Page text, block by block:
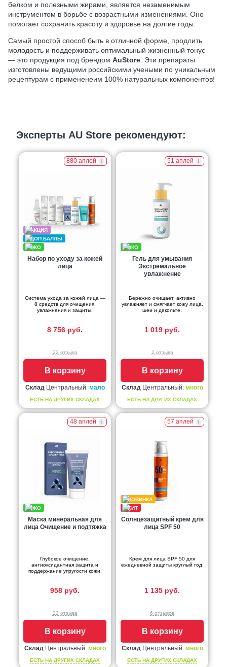
белком и полезными жирами, является незаменимым
инструментом в борьбе с возрастными изменениями. Оно
помогает сохранить красоту и здоровье на долгие годы.
Самый простой способ быть в отличной форме, продлить
молодость и поддерживать оптимальный жизненный тонус
— это продукция под брендом AuStore. Эти препараты
изготовлены ведущими российскими учеными по уникальным
рецептурам с примененеим 100% натуральных компонентов!
Эксперты AU Store рекомендуют:
880 аплей
Набор по уходу за кожей
лица
Система ухода за кожей лица —
8 средств для очищения,
увлажнения и защиты.
8 756 руб.
22 отзыва
В корзину
СкладЦентральный: мало
ЕСТЬ НА ДРУГИХ СКЛАДАХ
51 аплей
Гель для умывания
Экстремальное
увлажнение
Бережно очищает, активно
увлажняет и смягчает кожу лица,
шеи и декольте.
1 019 руб.
2 отзыва
В корзину
СкладЦентральный: много
ЕСТЬ НА ДРУГИХ СКЛАДАХ
48 аплей
Маска минеральная для
лица Очищение и подтяжка
Глубокое очищение,
антиоксидантная защита и
поддержание упругости кожи.
958 руб.
22 отзыва
В корзину
СкладЦентральный: много
ЕСТЬ НА ДРУГИХ СКЛАДАХ
57 аплей
Солнцезащитный крем для
лица SPF 50
Крем для лица SPF 50 для
ежедневной защиты круглый год.
1 135 руб.
6 отзывов
В корзину
СкладЦентральный: много
ЕСТЬ НА ДРУГИХ СКЛАДАХ